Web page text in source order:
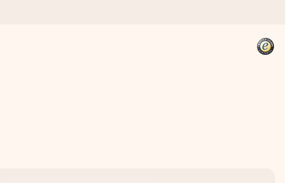
wenn es am meisten